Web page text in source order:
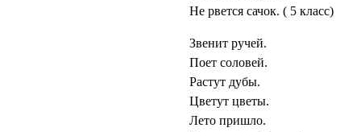
Не рвется сачок. ( 5 класс)
Звенит ручей.
Поет соловей.
Растут дубы.
Цветут цветы.
Лето пришло.